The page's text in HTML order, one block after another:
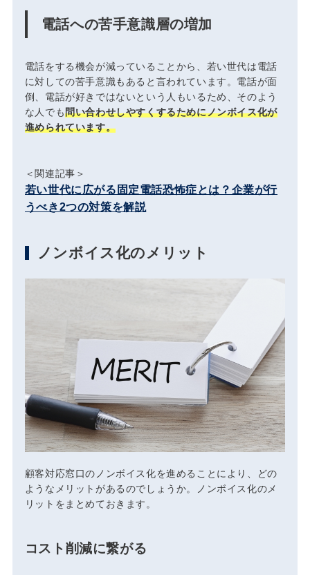
電話への苦手意識層の増加
電話をする機会が減っていることから、若い世代は電話
に対しての苦手意識もあると言われています。電話が面
倒、電話が好きではないという人もいるため、そのよう
な人でも問い合わせしやすくするためにノンボイス化が
進められています。
＜関連記事＞
若い世代に広がる固定電話恐怖症とは？企業が行
うべき2つの対策を解説
ノンボイス化のメリット
顧客対応窓口のノンボイス化を進めることにより、どの
ようなメリットがあるのでしょうか。ノンボイス化のメ
リットをまとめておきます。
コスト削減に繋がる